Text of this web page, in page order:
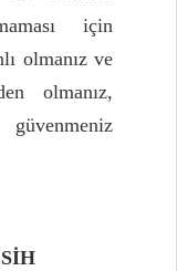
için
olmanız ve
olmanız,